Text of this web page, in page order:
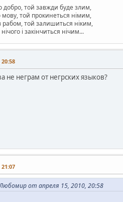
добро, той завжди буде злим,
мову, той прокинеться німим,
рабом, той залишиться ніким,
і закінчиться нічим...
не неграм от негрских языков?
от апреля 15, 2010, 20:58